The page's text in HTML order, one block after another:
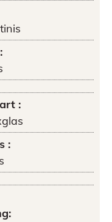
:
: